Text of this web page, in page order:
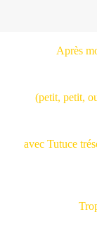
Après
(petit, petit,
avec Tutuce